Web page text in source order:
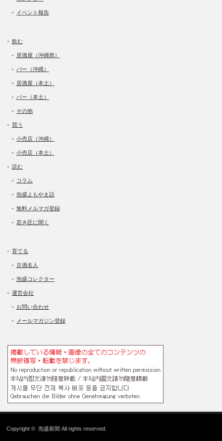
イベント報告
飲む
居酒屋（沖縄県）
バー（沖縄）
居酒屋（本土）
バー（本土）
その他
買う
小売店（沖縄）
小売店（本土）
読む
コラム
泡盛よもやま話
無料メルマガ登録
若き匠に聞く
育てる
古酒名人
泡盛コレクター
運営会社
お問い合わせ
メールマガジン登録
Copyright ©泡盛新聞 All rights reserved.